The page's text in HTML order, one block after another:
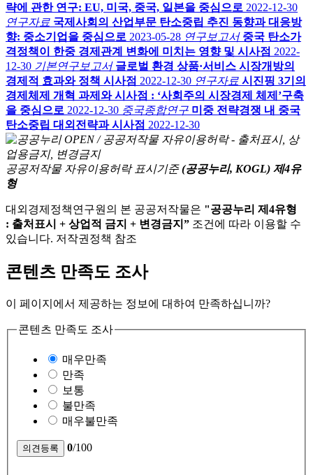
략에 관한 연구: EU, 미국, 중국, 일본을 중심으로 2022-12-30
연구자료 국제사회의 산업부문 탄소중립 추진 동향과 대응방
향: 중소기업을 중심으로 2023-05-28 연구보고서 중국 탄소가
격정책이 한중 경제관계 변화에 미치는 영향 및 시사점 2022-
12-30 기본연구보고서 글로벌 환경 상품·서비스 시장개방의
경제적 효과와 정책 시사점 2022-12-30 연구자료 시진핑 3기의
경제체제 개혁 과제와 시사점 : ‘사회주의 시장경제 체제’구축
을 중심으로 2022-12-30 중국종합연구 미중 전략경쟁 내 중국
탄소중립 대외전략과 시사점 2022-12-30
공공저작물 자유이용허락 표시기준 (공공누리, KOGL) 제4유
형
대외경제정책연구원의 본 공공저작물은 "공공누리 제4유형
: 출처표시 + 상업적 금지 + 변경금지” 조건에 따라 이용할 수
있습니다. 저작권정책 참조
콘텐츠 만족도 조사
이 페이지에서 제공하는 정보에 대하여 만족하십니까?
콘텐츠 만족도 조사
매우만족
만족
보통
불만족
매우불만족
0/100